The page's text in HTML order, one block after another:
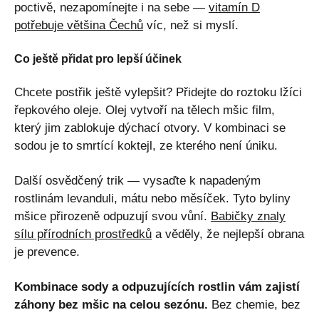
poctivě, nezapomínejte i na sebe — vitamín D
potřebuje většina Čechů víc, než si myslí.
Co ještě přidat pro lepší účinek
Chcete postřik ještě vylepšit? Přidejte do roztoku lžíci
řepkového oleje. Olej vytvoří na tělech mšic film,
který jim zablokuje dýchací otvory. V kombinaci se
sodou je to smrtící koktejl, ze kterého není úniku.
Další osvědčený trik — vysaďte k napadeným
rostlinám levanduli, mátu nebo měsíček. Tyto byliny
mšice přirozeně odpuzují svou vůní. Babičky znaly
sílu přírodních prostředků a věděly, že nejlepší obrana
je prevence.
Kombinace sody a odpuzujících rostlin vám zajistí
záhony bez mšic na celou sezónu. Bez chemie, bez